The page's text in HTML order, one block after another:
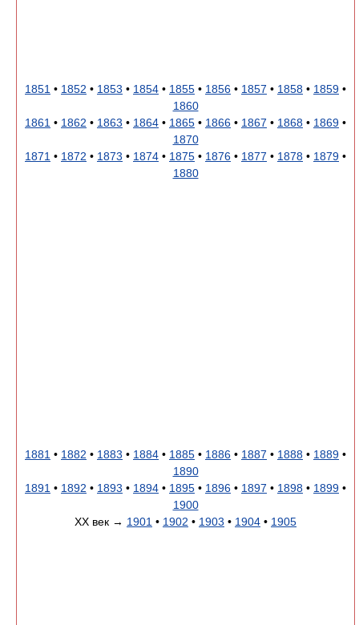
1851 • 1852 • 1853 • 1854 • 1855 • 1856 • 1857 • 1858 • 1859 •
1860
1861 • 1862 • 1863 • 1864 • 1865 • 1866 • 1867 • 1868 • 1869 •
1870
1871 • 1872 • 1873 • 1874 • 1875 • 1876 • 1877 • 1878 • 1879 •
1880
1881 • 1882 • 1883 • 1884 • 1885 • 1886 • 1887 • 1888 • 1889 •
1890
1891 • 1892 • 1893 • 1894 • 1895 • 1896 • 1897 • 1898 • 1899 •
1900
XX век → 1901 • 1902 • 1903 • 1904 • 1905